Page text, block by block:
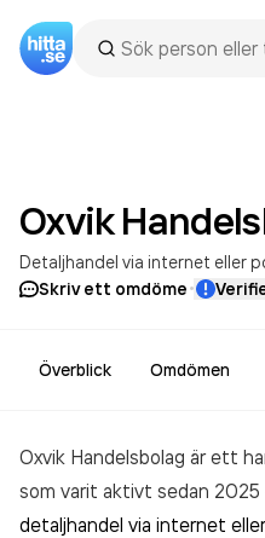
Oxvik
Skriv ett omdöme·
Överblick Omdömen
Oxvik Handelsbolag är ett
som varit aktivt sedan 2025
detaljhandel via internet